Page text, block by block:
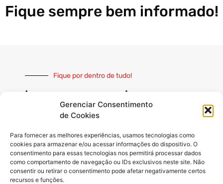
Gerenciar Consentimento
de Cookies
Para fornecer as melhores experiências, usamos tecnologias como
cookies para armazenar e/ou acessar informações do dispositivo. O
consentimento para essas tecnologias nos permitirá processar dados
como comportamento de navegação ou IDs exclusivos neste site. Não
consentir ou retirar o consentimento pode afetar negativamente certos
recursos e funções.
Fique sempre bem informado!
Fique por dentro de tudo!
Inscreva-se e receba nossas
notícias sempre atualizadas
INSCREVER